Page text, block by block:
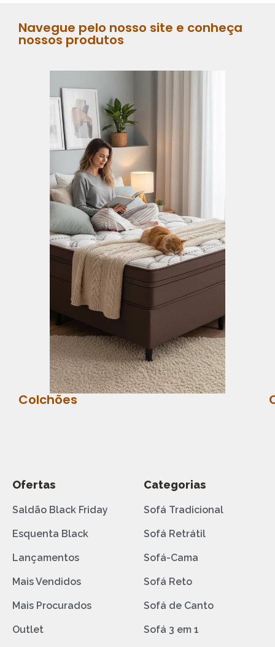
Navegue pelo nosso site e conheça
nossos produtos
Colchões
Ofertas
Saldão Black Friday
Esquenta Black
Lançamentos
Mais Vendidos
Mais Procurados
Outlet
Categorias
Sofá Tradicional
Sofá Retrátil
Sofá-Cama
Sofá Reto
Sofá de Canto
Sofá 3 em 1